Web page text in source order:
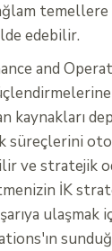
edebilir.
and
kaynakları
süreçlerini
ve stratejik
İK
ulaşmak